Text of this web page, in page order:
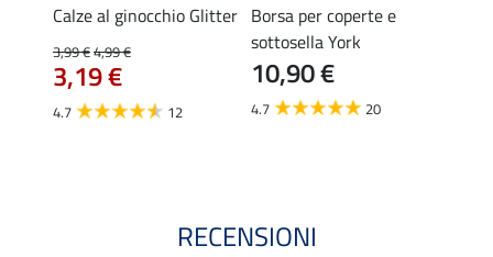
Calze al ginocchio Glitter
3,99 €4,99 €
3,19 €
4.7 12
Borsa per coperte e
sottosella York
10,90 €
4.7 20
RECENSIONI